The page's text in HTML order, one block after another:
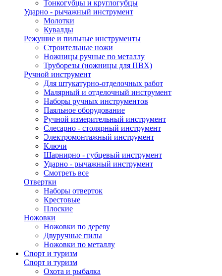
Тонкогубцы и круглогубцы
Ударно - рычажный инструмент
Молотки
Кувалды
Режушие и пильные инструменты
Строительные ножи
Ножницы ручные по металлу
Труборезы (ножницы для ПВХ)
Ручной инструмент
Для штукатурно-отделочных работ
Малярный и отделочный инструмент
Наборы ручных инструментов
Паяльное оборудование
Ручной измерительный инструмент
Слесарно - столярный инструмент
Электромонтажный инструмент
Ключи
Шарнирно - губцевый инструмент
Ударно - рычажный инструмент
Смотреть все
Отвертки
Наборы отверток
Крестовые
Плоские
Ножовки
Ножовки по дереву
Двуручные пилы
Ножовки по металлу
Спорт и туризм
Спорт и туризм
Охота и рыбалка